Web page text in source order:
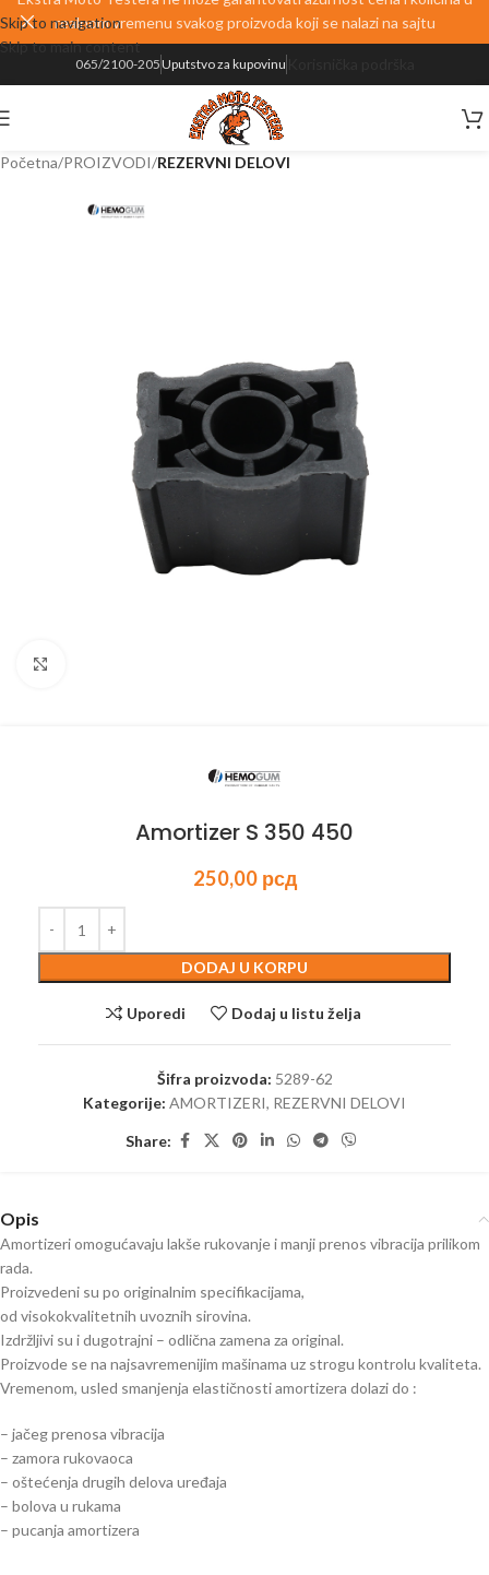
Skip to navigation
Skip to main content
realnom vremenu svakog proizvoda koji se nalazi na sajtu
065/2100-205Uputstvo za kupovinu
Početna PROIZVODI REZERVNI DELOVI
Amortizer S 350 450
250,00 рсд
DODAJ U KORPU
Uporedi Dodaj u listu želja
Šifra proizvoda: 5289-62
Kategorije: AMORTIZERI, REZERVNI DELOVI
Share:
Opis
Amortizeri omogućavaju lakše rukovanje i manji prenos vibracija prilikom
rada.
Proizvedeni su po originalnim specifikacijama,
od visokokvalitetnih uvoznih sirovina.
Izdržljivi su i dugotrajni – odlična zamena za original.
Proizvode se na najsavremenijim mašinama uz strogu kontrolu kvaliteta.
Vremenom, usled smanjenja elastičnosti amortizera dolazi do :
– jačeg prenosa vibracija
– zamora rukovaoca
– oštećenja drugih delova uređaja
– bolova u rukama
– pucanja amortizera